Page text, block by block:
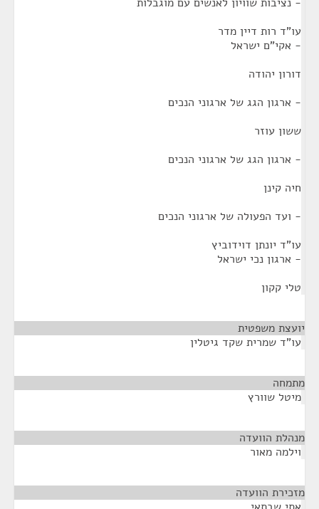
עו"ד רות דיין מדר
- אקי"ם ישראל
דורון יהודה
- ארגון הגג של ארגוני הנכים
ששון עוזר
- ארגון הגג של ארגוני הנכים
חיה קינן
- ועד הפעולה של ארגוני הנכים
עו"ד יונתן דוידוביץ
- ארגון נכי ישראל
טלי קקון
יועצת משפטית
עו"ד שמרית שקד גיטלין
מתמחה
מיטל שוורץ
מנהלת הוועדה
וילמה מאור
מזכירת הוועדה